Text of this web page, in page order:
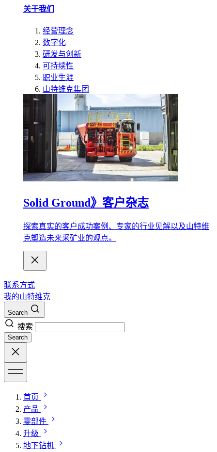
关于我们
经营理念
数字化
研发与创新
可持续性
职业生涯
山特维克集团
Solid Ground》客户杂志
探索真实的客户成功案例、专家的行业见解以及山特维
克塑造未来采矿业的观点。
联系方式
我的山特维克
Search
搜索
Search
首页
产品
零部件
升级
地下钻机